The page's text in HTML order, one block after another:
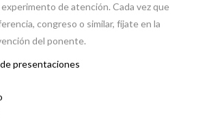
de atención. Cada vez que
congreso o similar, fíjate en la
del ponente.
presentaciones